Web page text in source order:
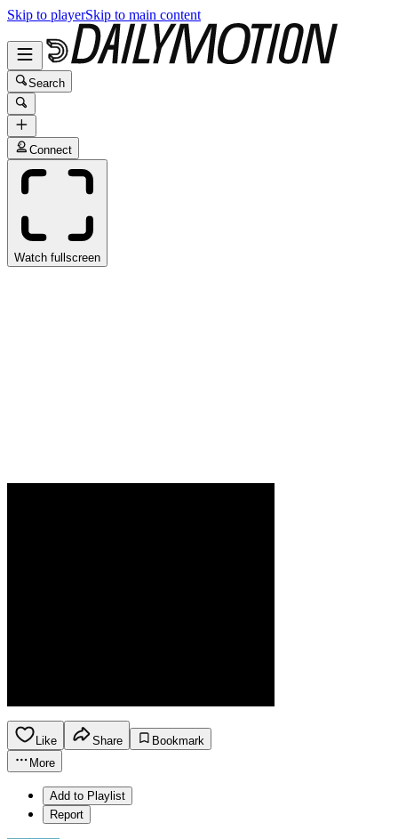
Skip to playerSkip to main content
Search
Connect
Watch fullscreen
Like Share
Bookmark
More
Add to Playlist
Report